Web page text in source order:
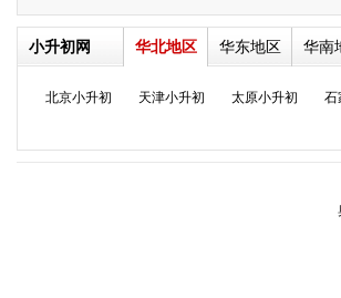
小升初网 华北地区 华东地区 华南
北京小升初 天津小升初 太原小升初 石